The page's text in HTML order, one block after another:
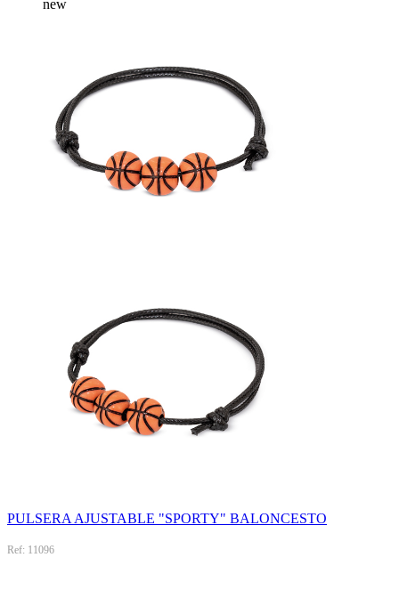
new
PULSERA AJUSTABLE "SPORTY" BALONCESTO
Ref: 11096